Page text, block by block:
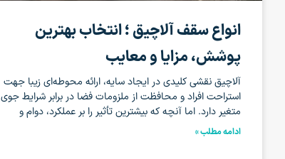
انواع سقف آلاچیق ؛ انتخاب بهترین
پوشش، مزایا و معایب
آلاچیق‌ نقشی کلیدی در ایجاد سایه، ارائه محوطه‌ای زیبا جهت
استراحت افراد و محافظت از ملزومات فضا در برابر شرایط جوی
متغیر دارد. اما آنچه که بیشترین تأثیر را بر عملکرد، دوام و
ادامه مطلب »